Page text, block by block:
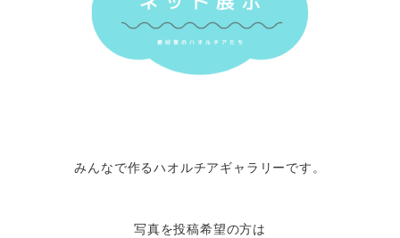
みんなで作るハオルチアギャラリーです。
写真を投稿希望の方は